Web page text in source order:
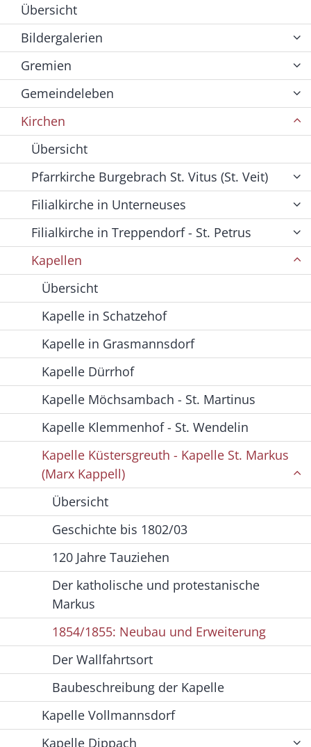
Übersicht
Bildergalerien
Gremien
Gemeindeleben
Kirchen
Übersicht
Pfarrkirche Burgebrach St. Vitus (St. Veit)
Filialkirche in Unterneuses
Filialkirche in Treppendorf - St. Petrus
Kapellen
Übersicht
Kapelle in Schatzehof
Kapelle in Grasmannsdorf
Kapelle Dürrhof
Kapelle Möchsambach - St. Martinus
Kapelle Klemmenhof - St. Wendelin
Kapelle Küstersgreuth - Kapelle St. Markus
(Marx Kappell)
Übersicht
Geschichte bis 1802/03
120 Jahre Tauziehen
Der katholische und protestanische
Markus
1854/1855: Neubau und Erweiterung
Der Wallfahrtsort
Baubeschreibung der Kapelle
Kapelle Vollmannsdorf
Kapelle Dippach